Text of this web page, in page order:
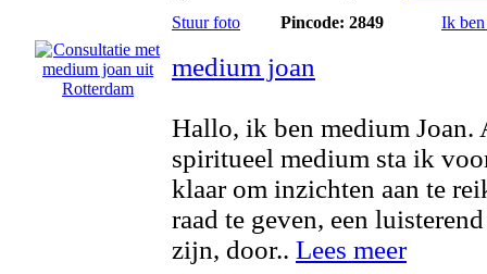
Stuur foto Pincode: 2849 Ik
medium joan
Hallo, ik ben medium Joan.
spiritueel medium sta ik
klaar om inzichten aan te
raad te geven, een
zijn, door.. Lees meer